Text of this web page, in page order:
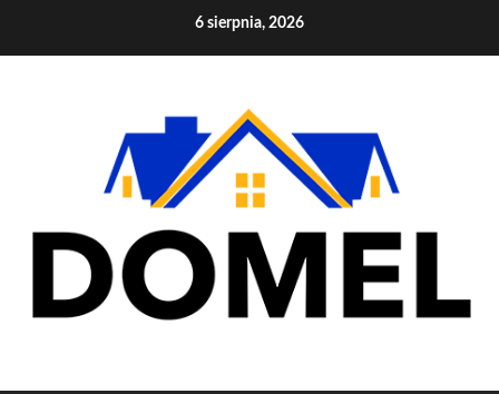
6 sierpnia, 2026